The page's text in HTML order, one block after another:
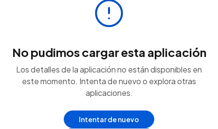
No pudimos cargar esta aplicación
Los detalles de la aplicación no están disponibles en
este momento. Intenta de nuevo o explora otras
aplicaciones.
Intentar de nuevo